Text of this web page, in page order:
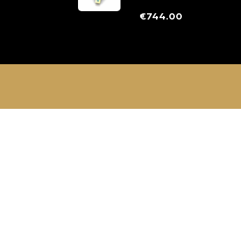
€744.00